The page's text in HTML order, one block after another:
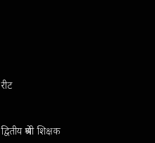
रीट
द्वितीय श्रेणी शिक्षक